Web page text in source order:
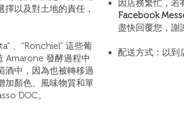
以及對土地的責任，
、“Ronchiel” 這些葡
Amarone 發酵過程中
酒中，因為也被轉移過
加顏色、風味物質和單
DOC。
因店務繁忙，若
Facebook
盡快回覆您，謝
配送方式：以到